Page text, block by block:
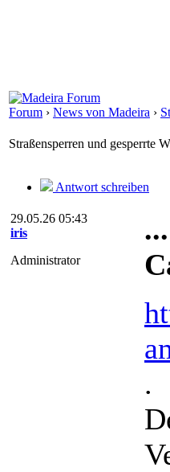
Forum › News von Madeira ›
Straßensperren und gesperrte
Antwort schreiben
29.05.26 05:43
iris
Administrator
.